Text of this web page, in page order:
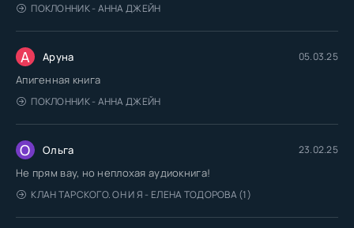
ПОКЛОННИК - АННА ДЖЕЙН
А Аруна 05.03.25
Апигенная книга
ПОКЛОННИК - АННА ДЖЕЙН
О Ольга 23.02.25
Не прям вау, но неплохая аудиокнига!
КЛАН ТАРСКОГО. ОН И Я - ЕЛЕНА ТОДОРОВА (1)